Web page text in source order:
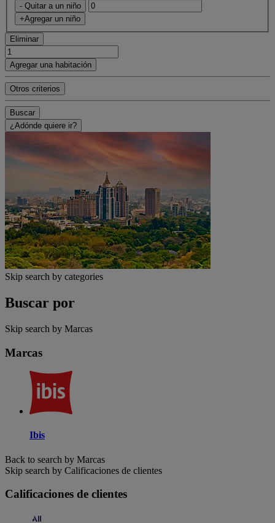
- Quitar a un niño
+Agregar un niño
Eliminar
Agregar una habitación
Otros criterios
Buscar
¿Adónde quiere ir?
Skip search by categories
Buscar por
Skip search by Marcas
Marcas
Ibis
Back to search by Marcas
Skip search by Calificaciones de clientes
Calificaciones de clientes